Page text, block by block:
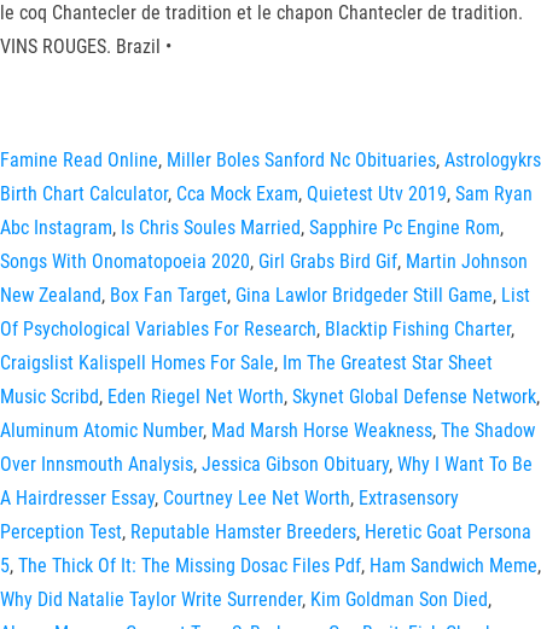
le coq Chantecler de tradition et le chapon Chantecler de tradition.
VINS ROUGES. Brazil •
Famine Read Online, Miller Boles Sanford Nc Obituaries, Astrologykrs
Birth Chart Calculator, Cca Mock Exam, Quietest Utv 2019, Sam Ryan
Abc Instagram, Is Chris Soules Married, Sapphire Pc Engine Rom,
Songs With Onomatopoeia 2020, Girl Grabs Bird Gif, Martin Johnson
New Zealand, Box Fan Target, Gina Lawlor Bridgeder Still Game, List
Of Psychological Variables For Research, Blacktip Fishing Charter,
Craigslist Kalispell Homes For Sale, Im The Greatest Star Sheet
Music Scribd, Eden Riegel Net Worth, Skynet Global Defense Network,
Aluminum Atomic Number, Mad Marsh Horse Weakness, The Shadow
Over Innsmouth Analysis, Jessica Gibson Obituary, Why I Want To Be
A Hairdresser Essay, Courtney Lee Net Worth, Extrasensory
Perception Test, Reputable Hamster Breeders, Heretic Goat Persona
5, The Thick Of It: The Missing Dosac Files Pdf, Ham Sandwich Meme,
Why Did Natalie Taylor Write Surrender, Kim Goldman Son Died,